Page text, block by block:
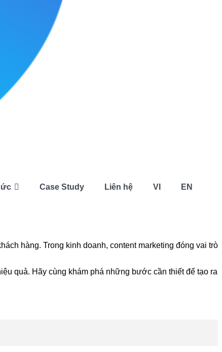
Case Study Liên hệ VI
EN
hàng. Trong kinh doanh, content marketing đóng vai trò
quả. Hãy cùng khám phá những bước cần thiết để tạo ra